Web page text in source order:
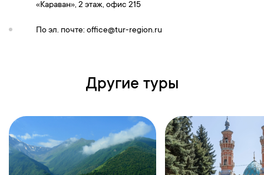
«Караван», 2 этаж, офис 215
По эл. почте: office@tur-region.ru
Другие туры